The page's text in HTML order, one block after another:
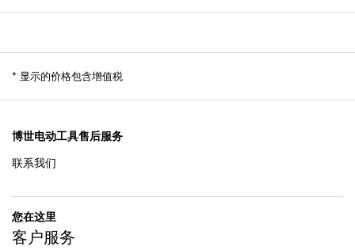
57.15 ¥*
*显示的价格包含增值税
使用证明
45.09 ¥*
*
零件信息
9.79 ¥*
*
* 显示的价格包含增值税
博世电动工具售后服务
联系我们
您在这里
客户服务